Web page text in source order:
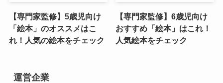
【専門家監修】5歳児向け
「絵本」のオススメはこ
れ！人気の絵本をチェック
【専門家監修】6歳児向け
おすすめ「絵本」はこれ！
人気絵本をチェック
運営企業